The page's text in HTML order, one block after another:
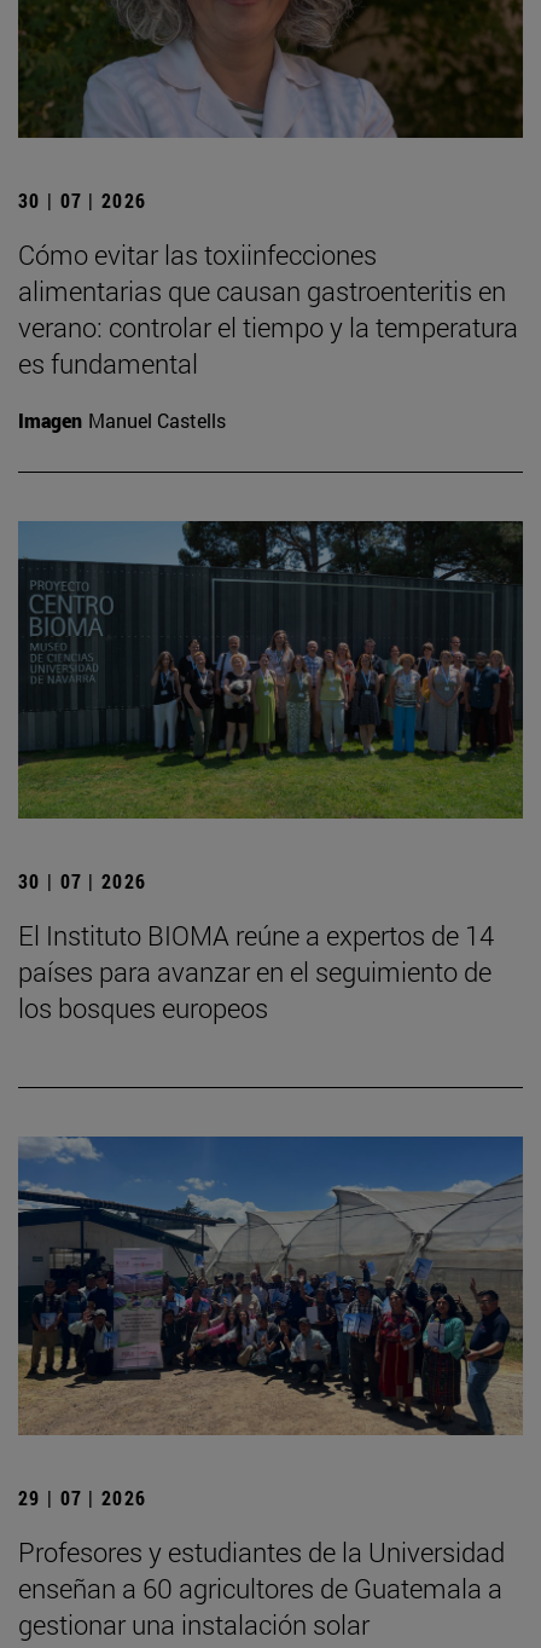
30 | 07 | 2026
Cómo evitar las toxiinfecciones
alimentarias que causan gastroenteritis en
verano: controlar el tiempo y la temperatura
es fundamental
Imagen Manuel Castells
30 | 07 | 2026
El Instituto BIOMA reúne a expertos de 14
países para avanzar en el seguimiento de
los bosques europeos
29 | 07 | 2026
Profesores y estudiantes de la Universidad
enseñan a 60 agricultores de Guatemala a
gestionar una instalación solar